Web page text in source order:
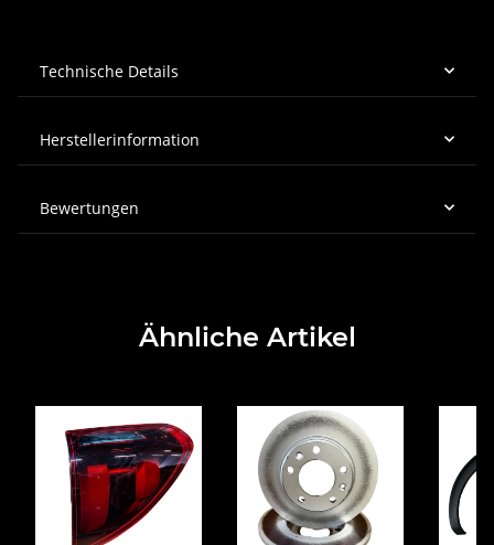
Technische Details
Herstellerinformation
Bewertungen
Ähnliche Artikel